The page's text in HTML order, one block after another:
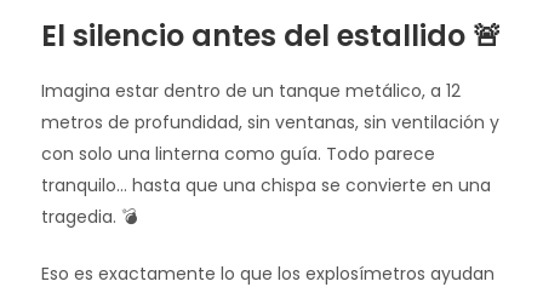
El silencio antes del estallido 🚨
Imagina estar dentro de un tanque metálico, a 12
metros de profundidad, sin ventanas, sin ventilación y
con solo una linterna como guía. Todo parece
tranquilo… hasta que una chispa se convierte en una
tragedia. 💣
Eso es exactamente lo que los explosímetros ayudan